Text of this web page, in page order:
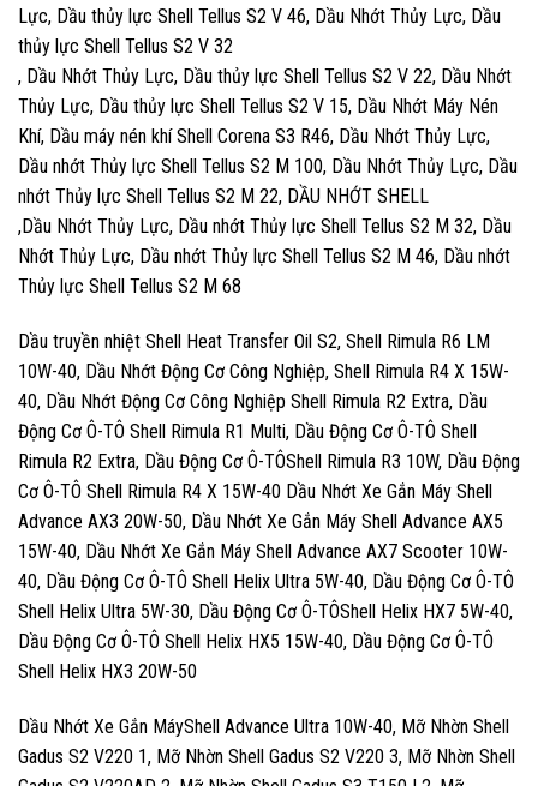
Lực, Dầu thủy lực Shell Tellus S2 V 46, Dầu Nhớt Thủy Lực, Dầu
thủy lực Shell Tellus S2 V 32
, Dầu Nhớt Thủy Lực, Dầu thủy lực Shell Tellus S2 V 22, Dầu Nhớt
Thủy Lực, Dầu thủy lực Shell Tellus S2 V 15, Dầu Nhớt Máy Nén
Khí, Dầu máy nén khí Shell Corena S3 R46, Dầu Nhớt Thủy Lực,
Dầu nhớt Thủy lực Shell Tellus S2 M 100, Dầu Nhớt Thủy Lực, Dầu
nhớt Thủy lực Shell Tellus S2 M 22, DẦU NHỚT SHELL
,Dầu Nhớt Thủy Lực, Dầu nhớt Thủy lực Shell Tellus S2 M 32, Dầu
Nhớt Thủy Lực, Dầu nhớt Thủy lực Shell Tellus S2 M 46, Dầu nhớt
Thủy lực Shell Tellus S2 M 68
Dầu truyền nhiệt Shell Heat Transfer Oil S2, Shell Rimula R6 LM
10W-40, Dầu Nhớt Động Cơ Công Nghiệp, Shell Rimula R4 X 15W-
40, Dầu Nhớt Động Cơ Công Nghiệp Shell Rimula R2 Extra, Dầu
Động Cơ Ô-TÔ Shell Rimula R1 Multi, Dầu Động Cơ Ô-TÔ Shell
Rimula R2 Extra, Dầu Động Cơ Ô-TÔShell Rimula R3 10W, Dầu Động
Cơ Ô-TÔ Shell Rimula R4 X 15W-40 Dầu Nhớt Xe Gắn Máy Shell
Advance AX3 20W-50, Dầu Nhớt Xe Gắn Máy Shell Advance AX5
15W-40, Dầu Nhớt Xe Gắn Máy Shell Advance AX7 Scooter 10W-
40, Dầu Động Cơ Ô-TÔ Shell Helix Ultra 5W-40, Dầu Động Cơ Ô-TÔ
Shell Helix Ultra 5W-30, Dầu Động Cơ Ô-TÔShell Helix HX7 5W-40,
Dầu Động Cơ Ô-TÔ Shell Helix HX5 15W-40, Dầu Động Cơ Ô-TÔ
Shell Helix HX3 20W-50
Dầu Nhớt Xe Gắn MáyShell Advance Ultra 10W-40, Mỡ Nhờn Shell
Gadus S2 V220 1, Mỡ Nhờn Shell Gadus S2 V220 3, Mỡ Nhờn Shell